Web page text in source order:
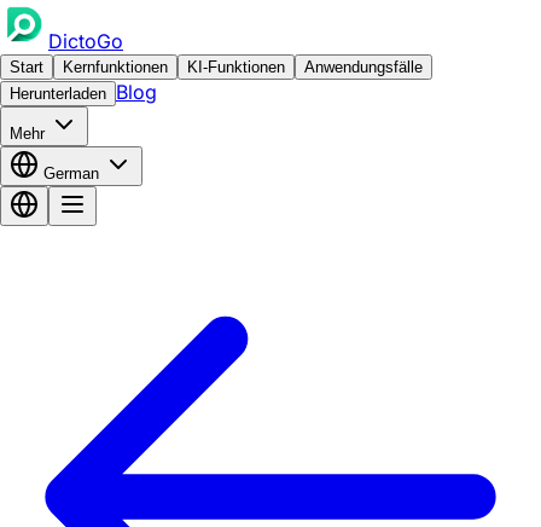
DictoGo
Start Kernfunktionen KI-Funktionen
Anwendungsfälle
Herunterladen Blog
Mehr
German